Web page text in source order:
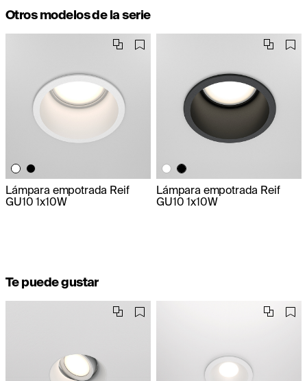
Otros modelos de la serie
Lámpara empotrada Reif
GU10 1x10W
Lámpara empotrada Reif
GU10 1x10W
Te puede gustar